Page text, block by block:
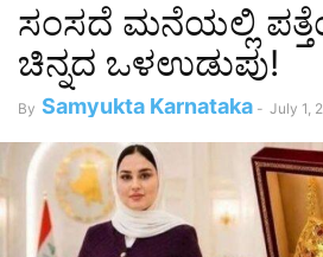
ಸಂಸದೆ ಮನೆಯಲ್ಲಿ
ಚಿನ್ನದ ಒಳಉಡುಪು!
By Samyukta Karnataka - July 1,